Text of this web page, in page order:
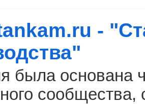
-
была основана
сообщества,